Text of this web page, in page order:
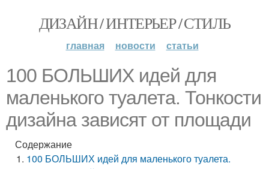
ДИЗАЙН / ИНТЕРЬЕР / СТИЛЬ
главная новости статьи
100 БОЛЬШИХ идей для
маленького туалета. Тонкости
дизайна зависят от площади
Содержание
100 БОЛЬШИХ идей для маленького туалета.